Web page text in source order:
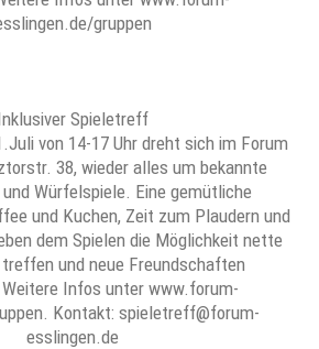
gruppen
Spieletreff
von 14-17 Uhr dreht sich im Forum
38, wieder alles um bekannte
Würfelspiele. Eine gemütliche
und Kuchen, Zeit zum Plaudern und
dem Spielen die Möglichkeit nette
und neue Freundschaften
Infos unter www.forum-
Kontakt: spieletreff@forum-
esslingen.de